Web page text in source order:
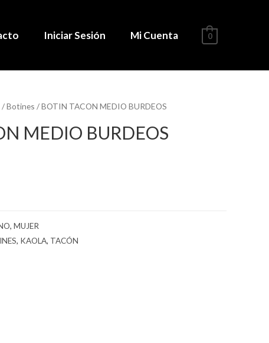
Iniciar Sesión Mi Cuenta 0
/Botines / BOTIN TACON MEDIO BURDEOS
MEDIO BURDEOS
, MUJER
, KAOLA, TACÓN